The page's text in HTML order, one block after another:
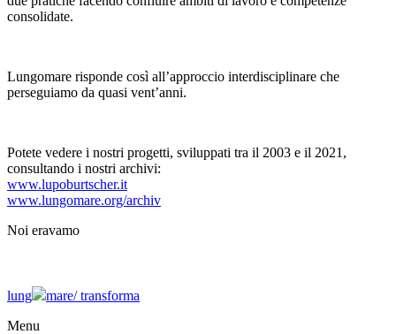
consolidate.
Lungomare risponde così all’approccio interdisciplinare che
perseguiamo da quasi vent’anni.
Potete vedere i nostri progetti, sviluppati tra il 2003 e il 2021,
consultando i nostri archivi:
www.lupoburtscher.it
www.lungomare.org/archiv
Noi eravamo
lung mare/transforma
Menu